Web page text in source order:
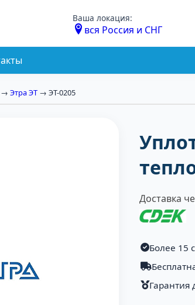
Ваша локация:
вся Россия и СНГ
→ Этра ЭТ → ЭТ-0205
Доставка
Более 15
Гарантия